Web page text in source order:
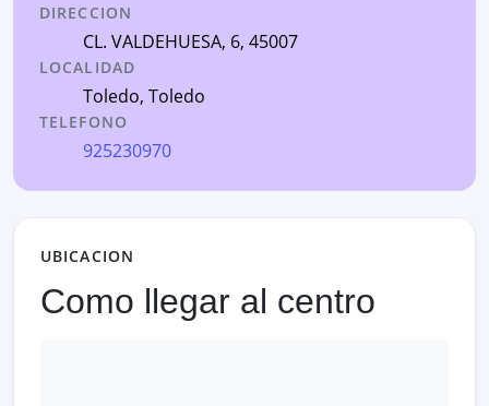
DIRECCION
CL. VALDEHUESA, 6, 45007
LOCALIDAD
Toledo, Toledo
TELEFONO
925230970
UBICACION
Como llegar al centro